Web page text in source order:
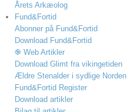
Årets Arkæolog
Fund&Fortid
Abonner på Fund&Fortid
Download Fund&Fortid
֎ Web Artikler
Download Glimt fra vikingetiden
Ældre Stenalder i sydlige Norden
Fund&Fortid Register
Download artikler